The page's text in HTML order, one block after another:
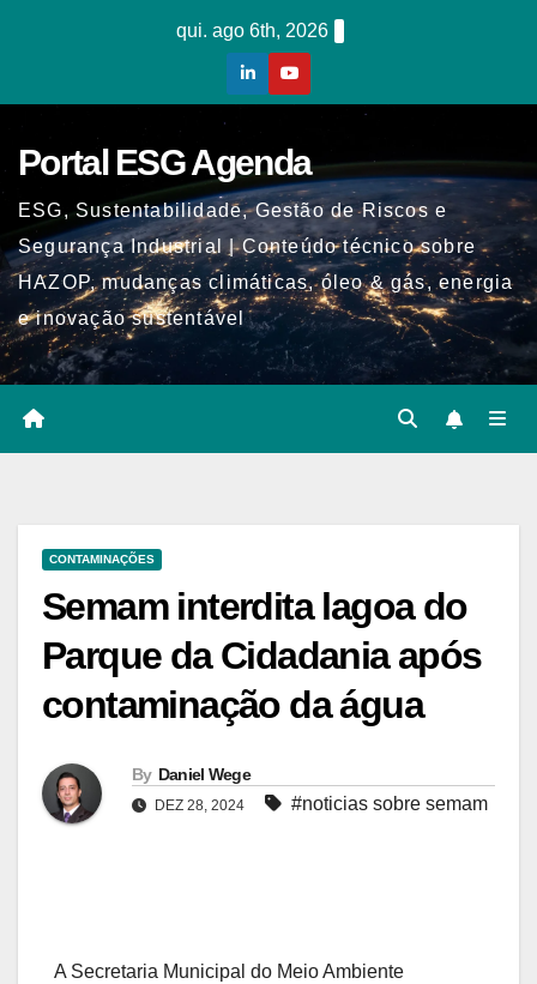
qui. ago 6th, 2026
Portal ESG Agenda
ESG, Sustentabilidade, Gestão de Riscos e
Segurança Industrial | Conteúdo técnico sobre
HAZOP, mudanças climáticas, óleo & gás, energia
e inovação sustentável
CONTAMINAÇÕES
Semam interdita lagoa do
Parque da Cidadania após
contaminação da água
By Daniel Wege
DEZ 28, 2024 #noticias sobre semam
A Secretaria Municipal do Meio Ambiente